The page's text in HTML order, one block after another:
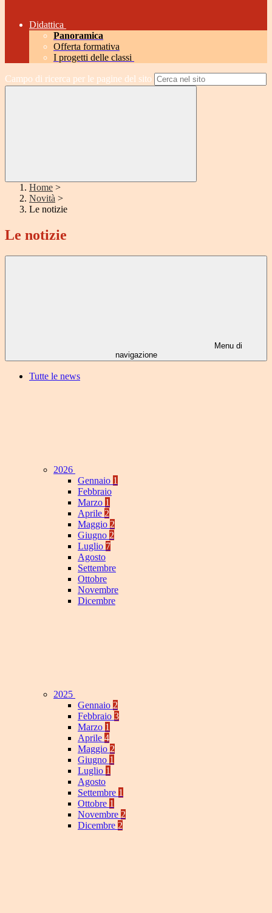
Didattica
Panoramica
Offerta formativa
I progetti delle classi
Campo di ricerca per le pagine del sito
Home >
Novità >
Le notizie
Le notizie
Menu di
navigazione
Tutte le news
2026
Gennaio 1
Febbraio
Marzo 1
Aprile 2
Maggio 2
Giugno 2
Luglio 7
Agosto
Settembre
Ottobre
Novembre
Dicembre
2025
Gennaio 2
Febbraio 3
Marzo 1
Aprile 4
Maggio 2
Giugno 1
Luglio 1
Agosto
Settembre 1
Ottobre 1
Novembre 2
Dicembre 2